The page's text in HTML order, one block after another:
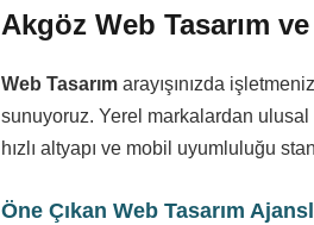
Akgöz Web Tasarım
Web Tasarım arayışınızda
sunuyoruz. Yerel markalardan
hızlı altyapı ve mobil uyumluluğu
Öne Çıkan Web Tasarım